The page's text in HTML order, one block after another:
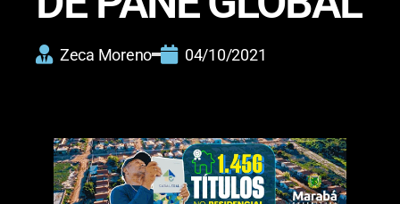
Zeca Moreno 04/10/2021